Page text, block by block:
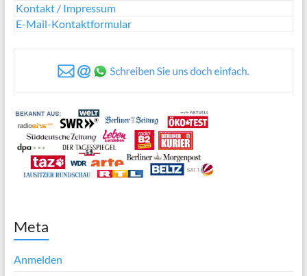
Kontakt / Impressum
E-Mail-Kontaktformular
Meta
Anmelden